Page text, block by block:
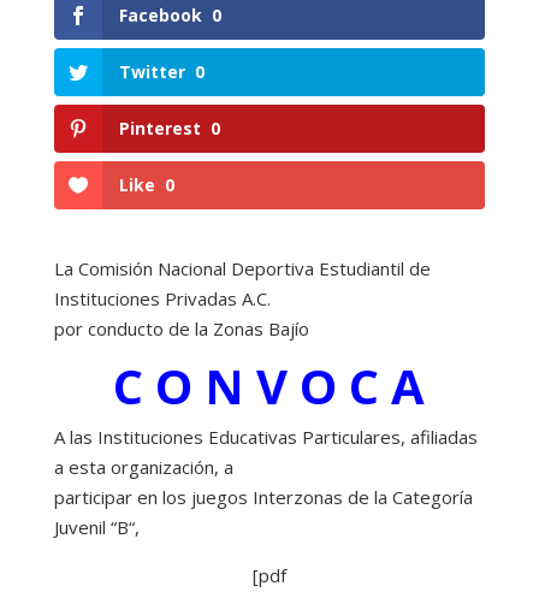
Facebook 0
Twitter 0
Pinterest 0
Like 0
La Comisión Nacional Deportiva Estudiantil de
Instituciones Privadas A.C.
por conducto de la Zonas Bajío
C O N V O C A
A las Instituciones Educativas Particulares, afiliadas
a esta organización, a
participar en los juegos Interzonas de la Categoría
Juvenil “B“,
[pdf